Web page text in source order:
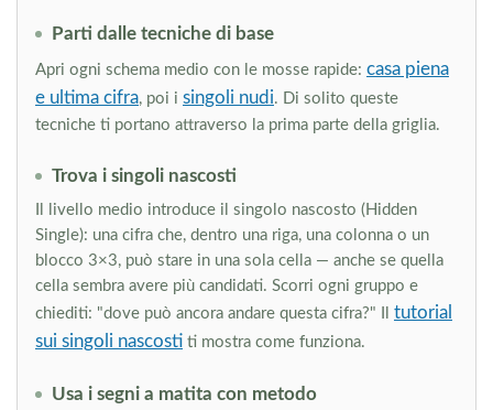
Parti dalle tecniche di base
Apri ogni schema medio con le mosse rapide: casa piena
e ultima cifra, poi i singoli nudi. Di solito queste
tecniche ti portano attraverso la prima parte della griglia.
Trova i singoli nascosti
Il livello medio introduce il singolo nascosto (Hidden
Single): una cifra che, dentro una riga, una colonna o un
blocco 3×3, può stare in una sola cella — anche se quella
cella sembra avere più candidati. Scorri ogni gruppo e
chiediti: "dove può ancora andare questa cifra?" Il tutorial
sui singoli nascosti ti mostra come funziona.
Usa i segni a matita con metodo